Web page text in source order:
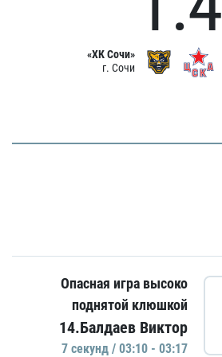
«ХК Сочи»
г. Сочи
Опасная игра высоко
поднятой клюшкой
14.Балдаев Виктор
7 секунд / 03:10 - 03:17